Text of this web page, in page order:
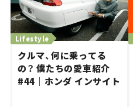
Lifestyle
クルマ、何に乗ってる
の？ 僕たちの愛車紹介
#44｜ホンダ インサイト